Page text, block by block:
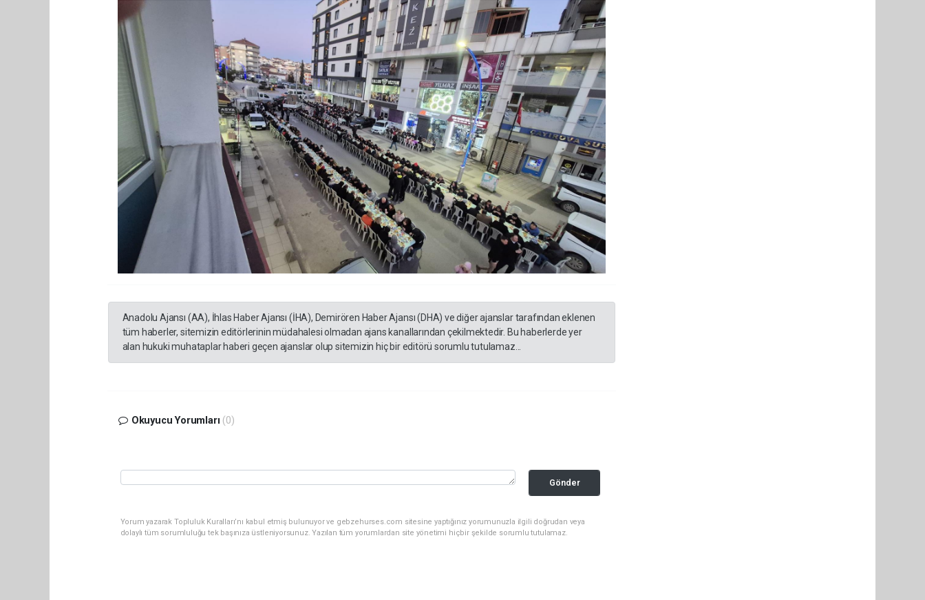
Anadolu Ajansı (AA), İhlas Haber Ajansı (İHA), Demirören Haber Ajansı (DHA) ve diğer ajanslar tarafından eklenen
tüm haberler, sitemizin editörlerinin müdahalesi olmadan ajans kanallarından çekilmektedir. Bu haberlerde yer
alan hukuki muhataplar haberi geçen ajanslar olup sitemizin hiç bir editörü sorumlu tutulamaz...
Okuyucu Yorumları (0)
Gönder
Yorum yazarak Topluluk Kuralları’nı kabul etmiş bulunuyor ve gebzehurses.com sitesine yaptığınız yorumunuzla ilgili doğrudan veya
dolaylı tüm sorumluluğu tek başınıza üstleniyorsunuz. Yazılan tüm yorumlardan site yönetimi hiçbir şekilde sorumlu tutulamaz.